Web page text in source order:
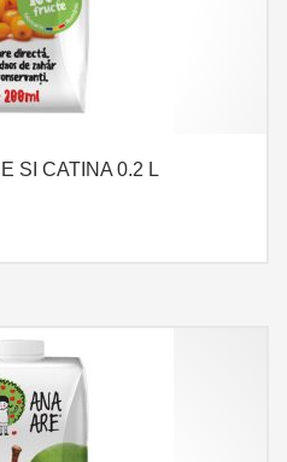
SI CATINA 0.2 L